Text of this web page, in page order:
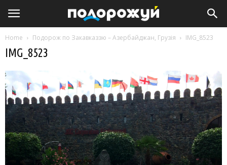
Home Подорож по Закавказзю – Азербайджан, Грузія IMG_8523
IMG_8523